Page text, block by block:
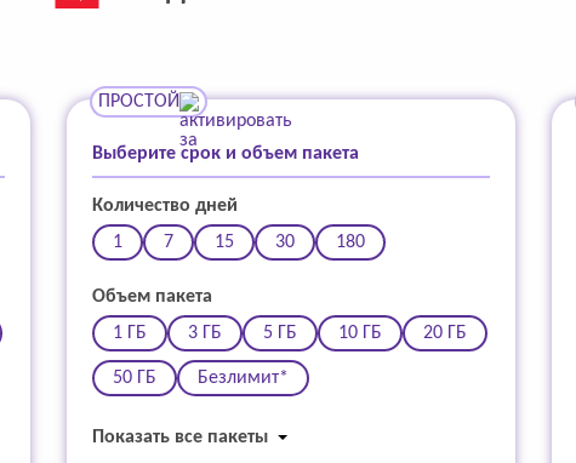
ПРОСТОЙ
Выберите срок и объем пакета
Количество дней
1
7 15 30 180
Объем пакета
1 ГБ
3 ГБ 5 ГБ 10 ГБ 20 ГБ
50 ГБ Безлимит*
Показать все пакеты